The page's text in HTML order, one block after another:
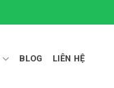
BLOG LIÊN HỆ